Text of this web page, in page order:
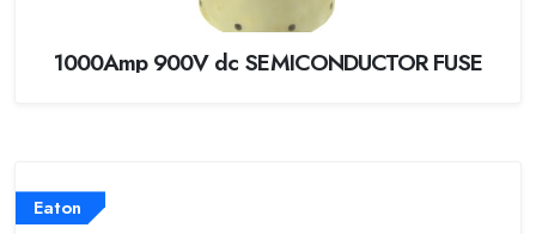
1000Amp 900V dc SEMICONDUCTOR FUSE
Eaton